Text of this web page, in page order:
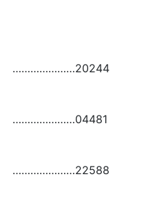
…………………20244
…………………04481
…………………22588